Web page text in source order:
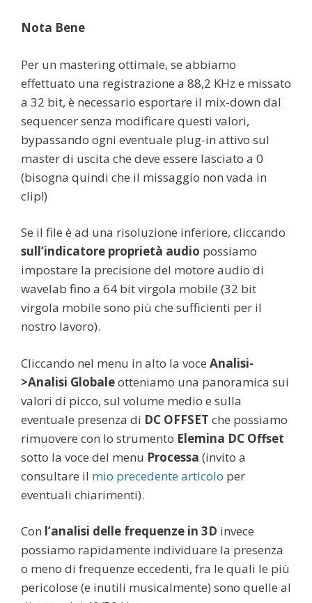
Nota Bene
Per un mastering ottimale, se abbiamo
effettuato una registrazione a 88,2 KHz e missato
a 32 bit, è necessario esportare il mix-down dal
sequencer senza modificare questi valori,
bypassando ogni eventuale plug-in attivo sul
master di uscita che deve essere lasciato a 0
(bisogna quindi che il missaggio non vada in
clip!)
Se il file è ad una risoluzione inferiore, cliccando
sull’indicatore proprietà audio possiamo
impostare la precisione del motore audio di
wavelab fino a 64 bit virgola mobile (32 bit
virgola mobile sono più che sufficienti per il
nostro lavoro).
Cliccando nel menu in alto la voce Analisi-
>Analisi Globaleotteniamo una panoramica sui
valori di picco, sul volume medio e sulla
eventuale presenza di DC OFFSET che possiamo
rimuovere con lo strumento Elemina DC Offset
sotto la voce del menu Processa (invito a
consultare il mio precedente articolo per
eventuali chiarimenti).
Con l’analisi delle frequenze in 3D invece
possiamo rapidamente individuare la presenza
o meno di frequenze eccedenti, fra le quali le più
pericolose (e inutili musicalmente) sono quelle al